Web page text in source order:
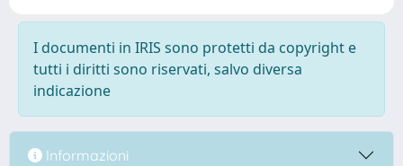
I documenti in IRIS sono protetti da copyright e
tutti i diritti sono riservati, salvo diversa
indicazione
Informazioni